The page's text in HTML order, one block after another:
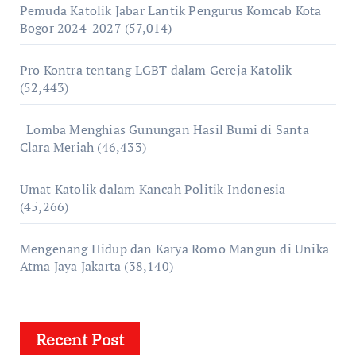
Pemuda Katolik Jabar Lantik Pengurus Komcab Kota
Bogor 2024-2027 (57,014)
Pro Kontra tentang LGBT dalam Gereja Katolik
(52,443)
Lomba Menghias Gunungan Hasil Bumi di Santa
Clara Meriah (46,433)
Umat Katolik dalam Kancah Politik Indonesia
(45,266)
Mengenang Hidup dan Karya Romo Mangun di Unika
Atma Jaya Jakarta (38,140)
Recent Post